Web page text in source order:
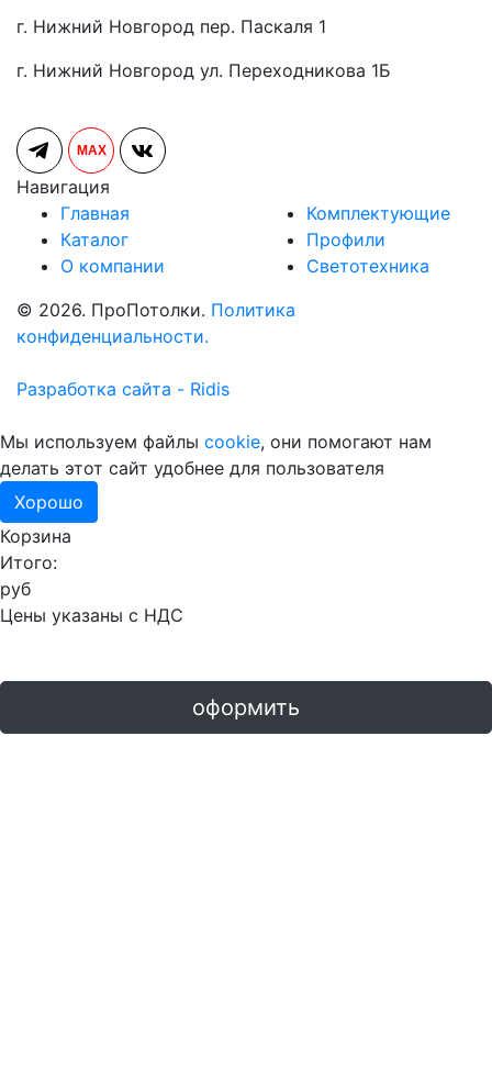
г. Нижний Новгород пер. Паскаля 1
г. Нижний Новгород ул. Переходникова 1Б
MAX
Навигация
Главная
Каталог
О компании
Комплектующие
Профили
Светотехника
© 2026. ПроПотолки. Политика
конфиденциальности.
Разработка сайта - Ridis
Мы используем файлы cookie, они помогают нам
делать этот сайт удобнее для пользователя
Хорошо
Корзина
Итого:
руб
Цены указаны с НДС
оформить